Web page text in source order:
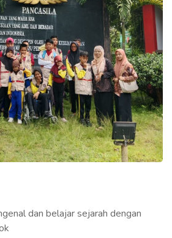
dan belajar sejarah dengan